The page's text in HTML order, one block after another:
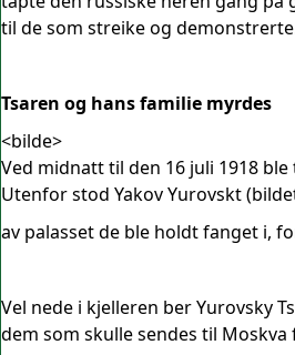
til de som streike og
Tsaren og hans familie myrdes
<bilde>
Ved midnatt til den 16 juli 1918
Utenfor stod Yakov Yurovskt
av palasset de ble holdt fanget i,
Vel nede i kjelleren ber Yurovsky
dem som skulle sendes til